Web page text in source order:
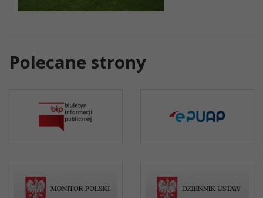
Polecane strony